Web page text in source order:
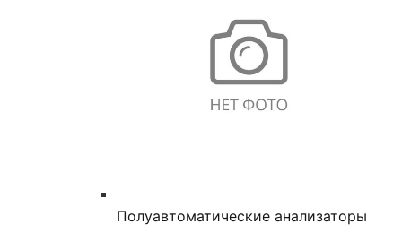
Полуавтоматические анализаторы